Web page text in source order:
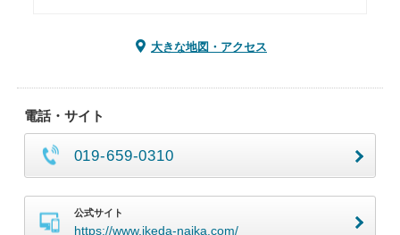
大きな地図・アクセス
電話・サイト
019-659-0310
公式サイト
https://www.ikeda-naika.com/